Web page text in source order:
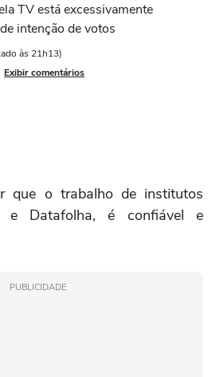
TV está excessivamente
intenção de votos
às 21h13)
Exibir comentários
que o trabalho de institutos
e Datafolha, é confiável e
PUBLICIDADE